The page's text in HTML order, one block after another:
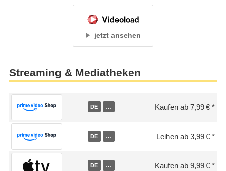
jetzt ansehen
Streaming & Mediatheken
DE … Kaufen ab 7,99 €
DE … Leihen ab 3,99 €
DE … Kaufen ab 9,99 €